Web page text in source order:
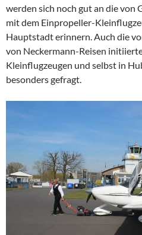
werden sich noch gut an die von
mit dem Einpropeller-
Hauptstadt erinnern. Auch die
von Neckermann-Reisen
Kleinflugzeugen und selbst in
besonders gefragt.